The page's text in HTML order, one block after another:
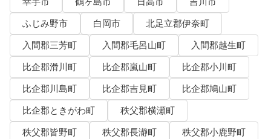
ふじみ野市
白岡市
北足立郡伊奈町
入間郡三芳町
入間郡毛呂山町
入間郡越生町
比企郡滑川町
比企郡嵐山町
比企郡小川町
比企郡川島町
比企郡吉見町
比企郡鳩山町
比企郡ときがわ町
秩父郡横瀬町
秩父郡皆野町
秩父郡長瀞町
秩父郡小鹿野町